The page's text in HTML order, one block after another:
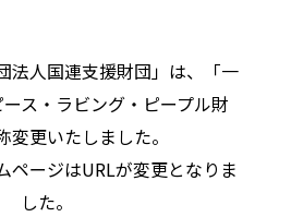
法人国連支援財団」は、「一
ス・ラビング・ピープル財
変更いたしました。
ページはURLが変更となりま
した。